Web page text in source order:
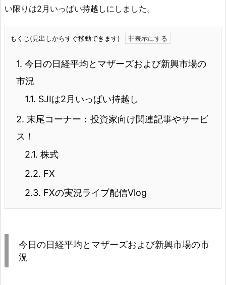
い限りは2月いっぱい持越しにしました。
もくじ(見出しからすぐ移動できます)
1. 今日の日経平均とマザーズおよび新興市場の
市況
1.1. SJIは2月いっぱい持越し
2. 末尾コーナー：投資家向け関連記事やサービ
ス！
2.1. 株式
2.2. FX
2.3. FXの実況ライブ配信Vlog
今日の日経平均とマザーズおよび新興市場の市
況